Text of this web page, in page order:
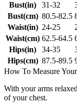
Bust(in)
31-32
Bust(cm) 80.5-82.5
Waist(in) 24-25
Waist(cm) 62.5-64.5
Hips(in)
34-35
Hips(cm) 87.5-89.5
How To Measure
With your arms
of your chest.